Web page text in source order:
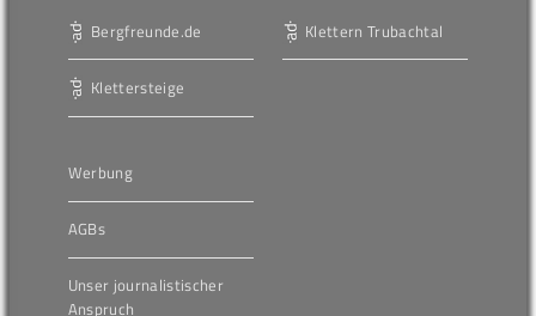
Bergfreunde.de
Klettersteige
Klettern Trubachtal
Werbung
AGBs
Unser journalistischer
Anspruch